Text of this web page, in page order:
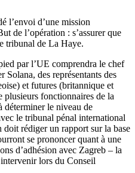
l’envoi d’une mission
de l’opération : s’assurer que
tribunal de La Haye.
par l’UE comprendra le chef
Solana, des représentants des
et futures (britannique et
plusieurs fonctionnaires de la
déterminer le niveau de
le tribunal pénal international
rédiger un rapport sur la base
se prononcer quant à une
d’adhésion avec Zagreb – la
lors du Conseil